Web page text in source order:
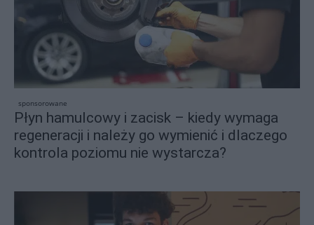
sponsorowane
Płyn hamulcowy i zacisk – kiedy wymaga
regeneracji i należy go wymienić i dlaczego
kontrola poziomu nie wystarcza?